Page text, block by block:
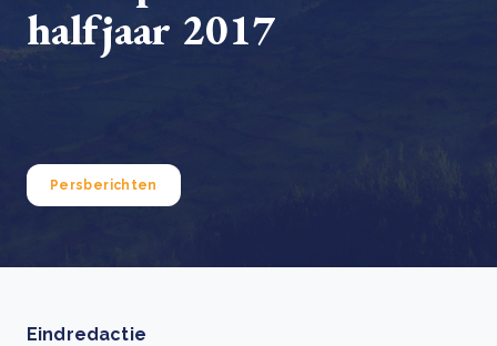
halfjaar 2017
Persberichten
Eindredactie